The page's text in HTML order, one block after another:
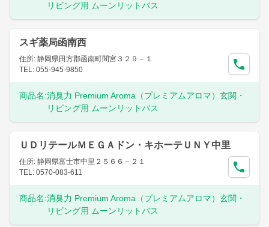
リビング用 ムーンリットバス
スギ薬局函南西
住所: 静岡県田方郡函南町間宮３２９－１
TEL: 055-945-9850
商品名:消臭力 Premium Aroma（プレミアムアロマ）玄関・
リビング用 ムーンリットバス
ＵＤリテールＭＥＧＡドン・キホーテＵＮＹ中里
住所: 静岡県富士市中里２５６６－２１
TEL: 0570-083-611
商品名:消臭力 Premium Aroma（プレミアムアロマ）玄関・
リビング用 ムーンリットバス